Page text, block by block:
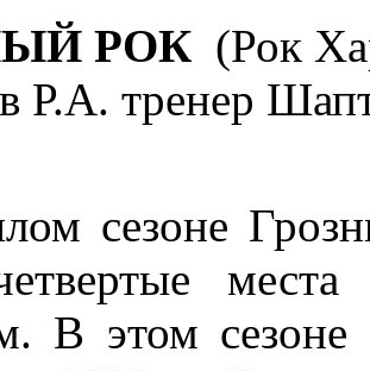
РОК (Рок
Р.А. тренер
сезоне
В этом